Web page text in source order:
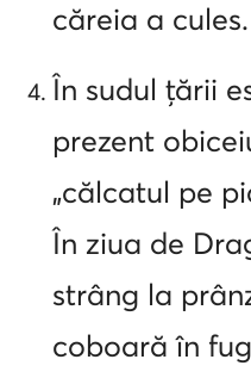
căreia a cules.
În sudul țării
prezent
„călcatul pe
În ziua de
strâng la
coboară în